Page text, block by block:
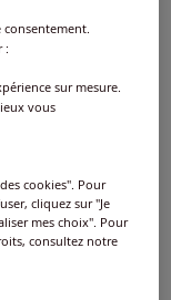
:
sur mesure.
vous
cookies". Pour
cliquez sur "Je
mes choix". Pour
consultez notre